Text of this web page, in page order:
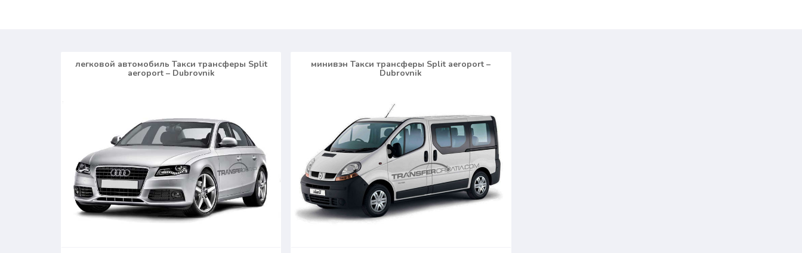
легковой автомобиль Такси трансферы Split
aeroport – Dubrovnik
минивэн Такси трансферы Split aeroport –
Dubrovnik